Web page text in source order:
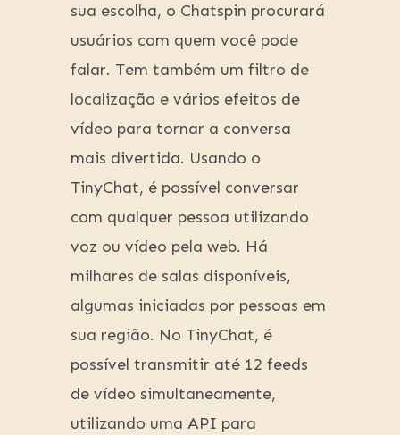
sua escolha, o Chatspin procurará
usuários com quem você pode
falar. Tem também um filtro de
localização e vários efeitos de
vídeo para tornar a conversa
mais divertida. Usando o
TinyChat, é possível conversar
com qualquer pessoa utilizando
voz ou vídeo pela web. Há
milhares de salas disponíveis,
algumas iniciadas por pessoas em
sua região. No TinyChat, é
possível transmitir até 12 feeds
de vídeo simultaneamente,
utilizando uma API para